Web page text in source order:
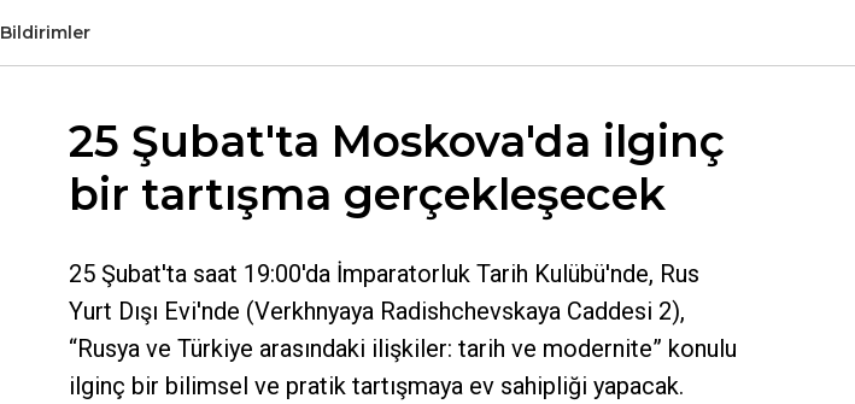
Bildirimler
25 Şubat'ta Moskova'da ilginç
bir tartışma gerçekleşecek
25 Şubat'ta saat 19:00'da İmparatorluk Tarih Kulübü'nde, Rus
Yurt Dışı Evi'nde (Verkhnyaya Radishchevskaya Caddesi 2),
“Rusya ve Türkiye arasındaki ilişkiler: tarih ve modernite” konulu
ilginç bir bilimsel ve pratik tartışmaya ev sahipliği yapacak.